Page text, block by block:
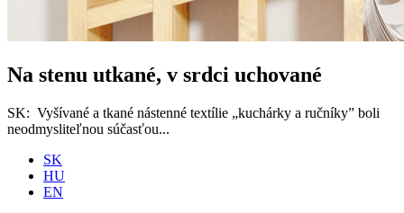
Na stenu utkané, v srdci uchované
SK: Vyšívané a tkané nástenné textílie „kuchárky a ručníky” boli
neodmysliteľnou súčasťou...
SK
HU
EN